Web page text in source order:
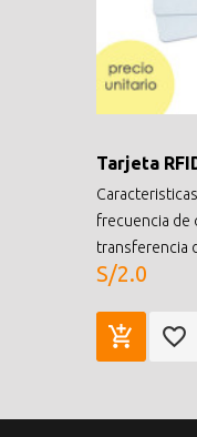
Tarjeta
frecuencia de
transferencia
S/2.0